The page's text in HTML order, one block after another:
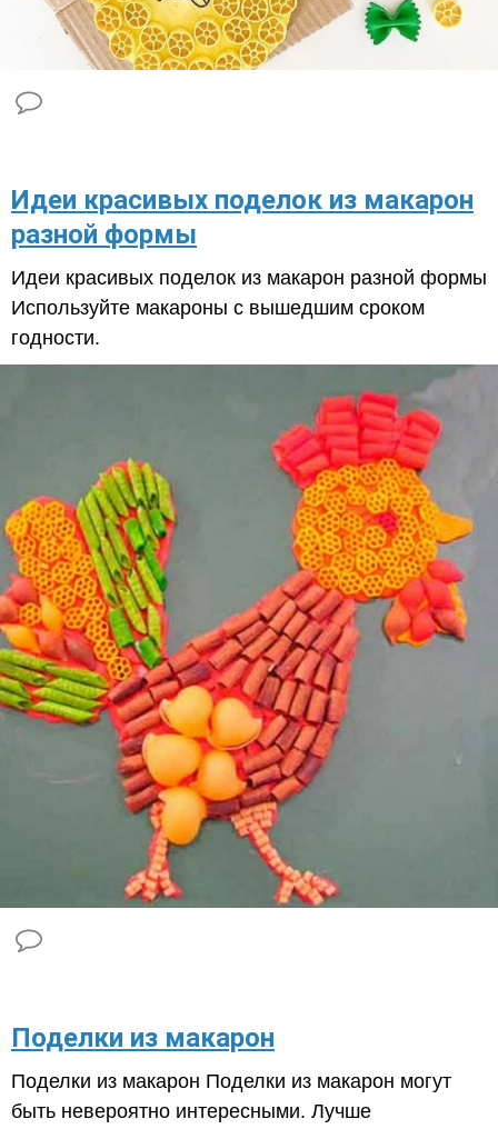
​Идеи красивых поделок из макарон
разной формы
Идеи красивых поделок из макарон разной формы
Используйте макароны с вышедшим сроком
годности.
​Поделки из макарон
Поделки из макарон Поделки из макарон могут
быть невероятно интересными. Лучше